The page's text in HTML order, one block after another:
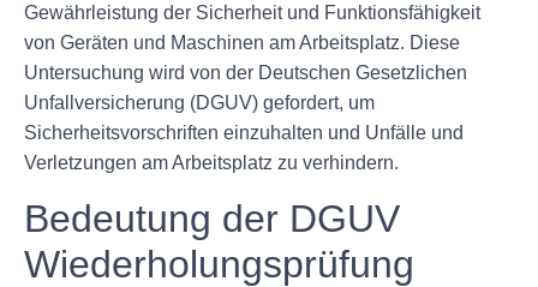
Gewährleistung der Sicherheit und Funktionsfähigkeit
von Geräten und Maschinen am Arbeitsplatz. Diese
Untersuchung wird von der Deutschen Gesetzlichen
Unfallversicherung (DGUV) gefordert, um
Sicherheitsvorschriften einzuhalten und Unfälle und
Verletzungen am Arbeitsplatz zu verhindern.
Bedeutung der DGUV
Wiederholungsprüfung